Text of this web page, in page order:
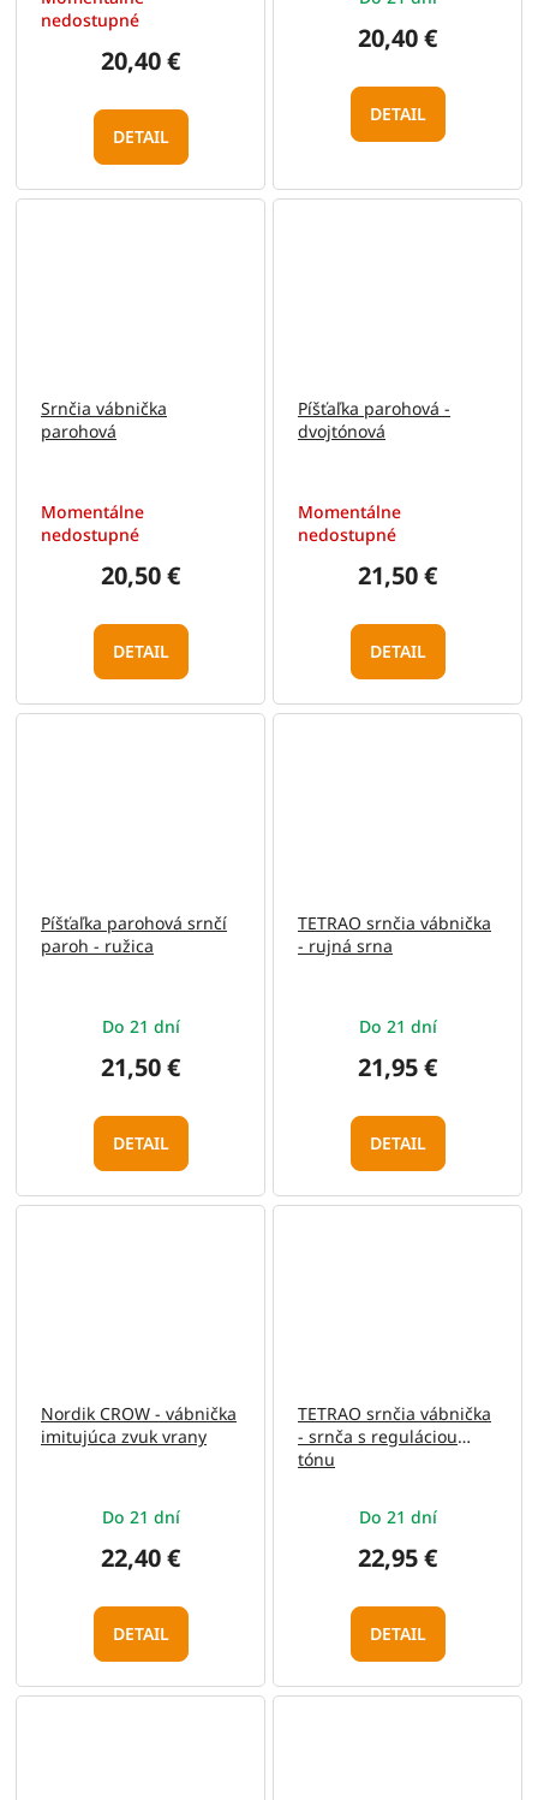
nedostupné
20,40 €
DETAIL
20,40 €
DETAIL
Srnčia vábnička
parohová
Momentálne
nedostupné
20,50 €
DETAIL
Píšťaľka parohová -
dvojtónová
Momentálne
nedostupné
21,50 €
DETAIL
Píšťaľka parohová srnčí
paroh - ružica
Do 21 dní
21,50 €
DETAIL
TETRAO srnčia vábnička
- rujná srna
Do 21 dní
21,95 €
DETAIL
Nordik CROW - vábnička
imitujúca zvuk vrany
Do 21 dní
22,40 €
DETAIL
TETRAO srnčia vábnička
- srnča s reguláciou
tónu
Do 21 dní
22,95 €
DETAIL